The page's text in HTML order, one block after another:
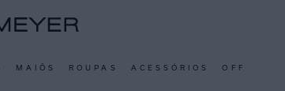
MAIÔS ROUPAS ACESSÓRIOS OFF